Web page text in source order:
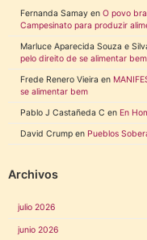
Fernanda Samay en O povo
Campesinato para produzir
Marluce Aparecida Souza e
pelo direito de se alimentar bem
Frede Renero Vieira en
se alimentar bem
Pablo J Castañeda C en En
David Crump en Pueblos
Archivos
julio 2026
junio 2026